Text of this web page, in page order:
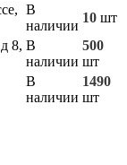
В
наличии
10 шт
8, В
наличии
500
шт
В
наличии
1490
шт